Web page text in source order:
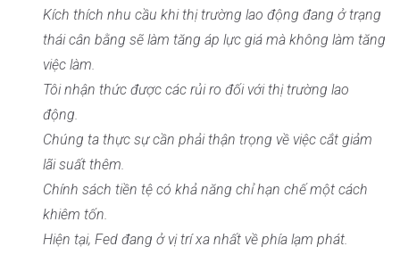
Kích thích nhu cầu khi thị trường lao động đang ở trạng
thái cân bằng sẽ làm tăng áp lực giá mà không làm tăng
việc làm.
Tôi nhận thức được các rủi ro đối với thị trường lao
động.
Chúng ta thực sự cần phải thận trọng về việc cắt giảm
lãi suất thêm.
Chính sách tiền tệ có khả năng chỉ hạn chế một cách
khiêm tốn.
Hiện tại, Fed đang ở vị trí xa nhất về phía lạm phát.